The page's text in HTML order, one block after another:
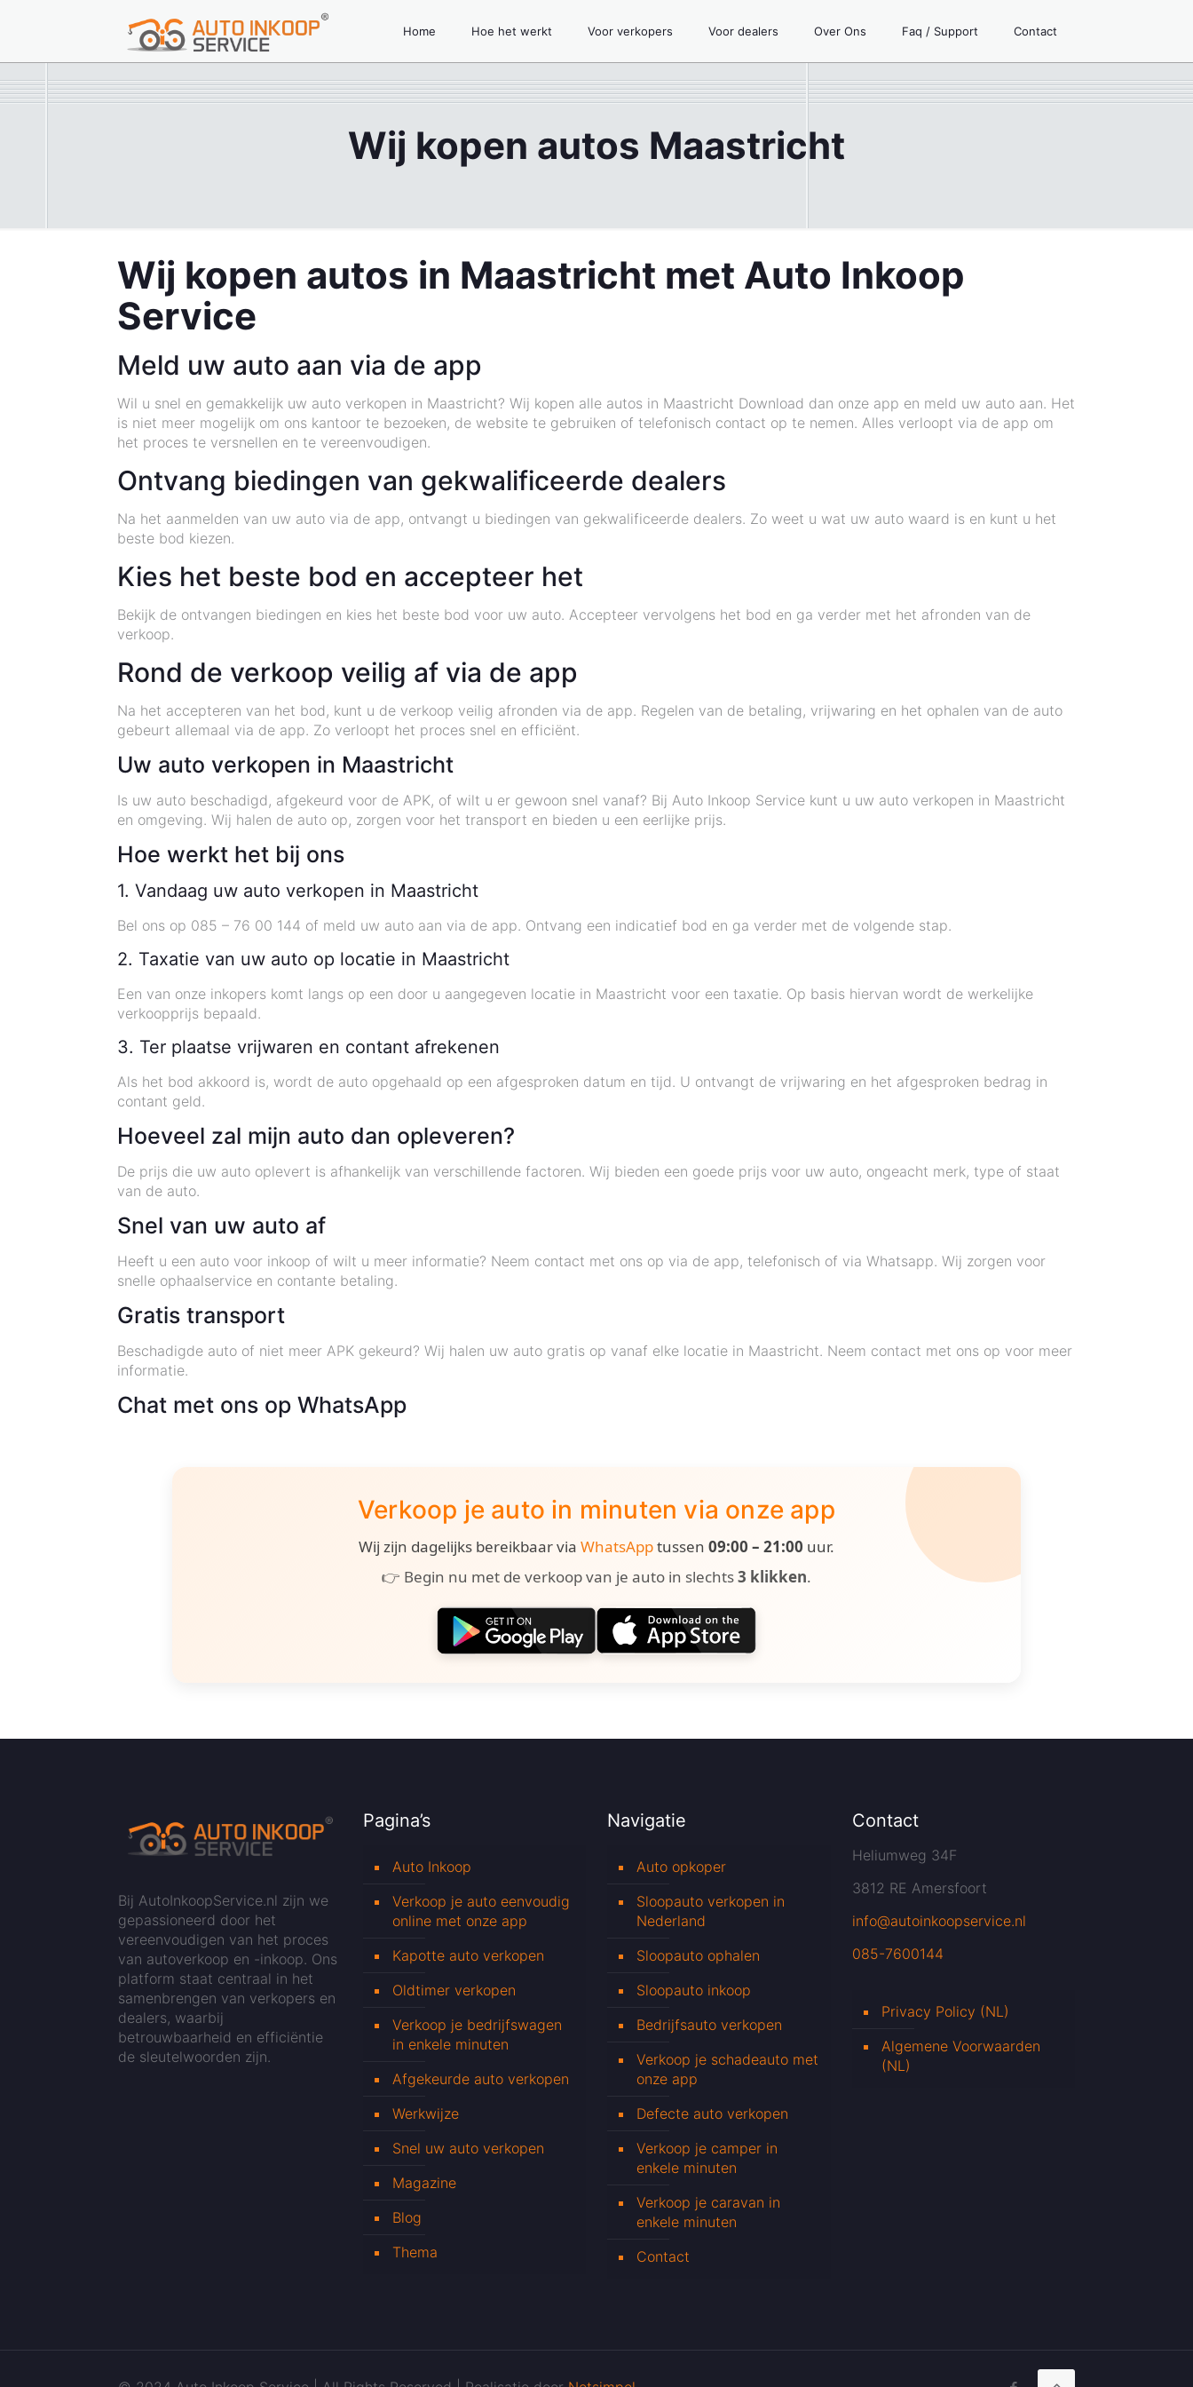
Home Hoe het werkt Voor verkopers Voor dealers Over Ons Faq / Support Contact
Wij kopen autos Maastricht
Wij kopen autos in Maastricht met Auto Inkoop
Service
Meld uw auto aan via de app
Wil u snel en gemakkelijk uw auto verkopen in Maastricht? Wij kopen alle autos in Maastricht Download dan onze app en meld uw auto aan. Het
is niet meer mogelijk om ons kantoor te bezoeken, de website te gebruiken of telefonisch contact op te nemen. Alles verloopt via de app om
het proces te versnellen en te vereenvoudigen.
Ontvang biedingen van gekwalificeerde dealers
Na het aanmelden van uw auto via de app, ontvangt u biedingen van gekwalificeerde dealers. Zo weet u wat uw auto waard is en kunt u het
beste bod kiezen.
Kies het beste bod en accepteer het
Bekijk de ontvangen biedingen en kies het beste bod voor uw auto. Accepteer vervolgens het bod en ga verder met het afronden van de
verkoop.
Rond de verkoop veilig af via de app
Na het accepteren van het bod, kunt u de verkoop veilig afronden via de app. Regelen van de betaling, vrijwaring en het ophalen van de auto
gebeurt allemaal via de app. Zo verloopt het proces snel en efficiënt.
Uw auto verkopen in Maastricht
Is uw auto beschadigd, afgekeurd voor de APK, of wilt u er gewoon snel vanaf? Bij Auto Inkoop Service kunt u uw auto verkopen in Maastricht
en omgeving. Wij halen de auto op, zorgen voor het transport en bieden u een eerlijke prijs.
Hoe werkt het bij ons
1. Vandaag uw auto verkopen in Maastricht
Bel ons op 085 – 76 00 144 of meld uw auto aan via de app. Ontvang een indicatief bod en ga verder met de volgende stap.
2. Taxatie van uw auto op locatie in Maastricht
Een van onze inkopers komt langs op een door u aangegeven locatie in Maastricht voor een taxatie. Op basis hiervan wordt de werkelijke
verkoopprijs bepaald.
3. Ter plaatse vrijwaren en contant afrekenen
Als het bod akkoord is, wordt de auto opgehaald op een afgesproken datum en tijd. U ontvangt de vrijwaring en het afgesproken bedrag in
contant geld.
Hoeveel zal mijn auto dan opleveren?
De prijs die uw auto oplevert is afhankelijk van verschillende factoren. Wij bieden een goede prijs voor uw auto, ongeacht merk, type of staat
van de auto.
Snel van uw auto af
Heeft u een auto voor inkoop of wilt u meer informatie? Neem contact met ons op via de app, telefonisch of via Whatsapp. Wij zorgen voor
snelle ophaalservice en contante betaling.
Gratis transport
Beschadigde auto of niet meer APK gekeurd? Wij halen uw auto gratis op vanaf elke locatie in Maastricht. Neem contact met ons op voor meer
informatie.
Chat met ons op WhatsApp
Verkoop je auto in minuten via onze app
Wij zijn dagelijks bereikbaar via WhatsApptussen 09:00 – 21:00 uur.
👉 Begin nu met de verkoop van je auto in slechts3 klikken.
Bij AutoInkoopService.nl zijn we
gepassioneerd door het
vereenvoudigen van het proces
van autoverkoop en -inkoop. Ons
platform staat centraal in het
samenbrengen van verkopers en
dealers, waarbij
betrouwbaarheid en efficiëntie
de sleutelwoorden zijn.
Pagina’s
Auto Inkoop
Verkoop je auto eenvoudig
online met onze app
Kapotte auto verkopen
Oldtimer verkopen
Verkoop je bedrijfswagen
in enkele minuten
Afgekeurde auto verkopen
Werkwijze
Snel uw auto verkopen
Magazine
Blog
Thema
Navigatie
Auto opkoper
Sloopauto verkopen in
Nederland
Sloopauto ophalen
Sloopauto inkoop
Bedrijfsauto verkopen
Verkoop je schadeauto met
onze app
Defecte auto verkopen
Verkoop je camper in
enkele minuten
Verkoop je caravan in
enkele minuten
Contact
Contact
Heliumweg 34F
3812 RE Amersfoort
info@autoinkoopservice.nl
085-7600144
Privacy Policy (NL)
Algemene Voorwaarden
(NL)